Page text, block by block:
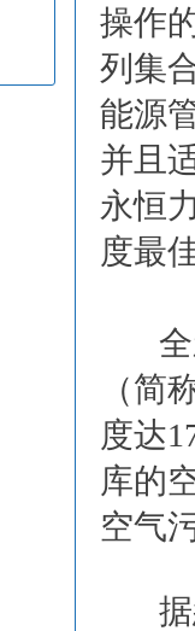
操作
列集
能源
并且
永恒
度最
（简
度达
库的
空气